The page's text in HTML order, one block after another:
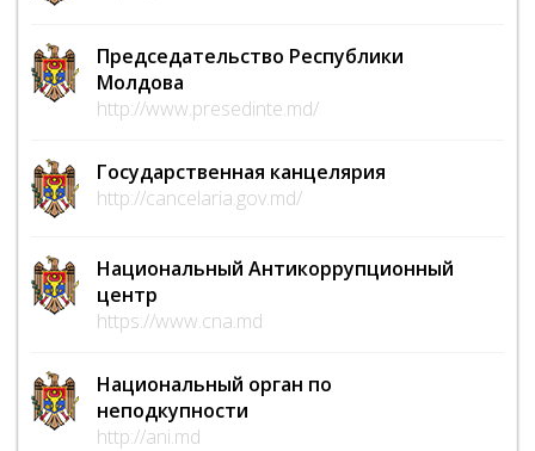
Председательство Республики
Молдова
http://www.presedinte.md/
Государственная канцелярия
http://cancelaria.gov.md/
Национальный Антикоррупционный
центр
https://www.cna.md
Национальный орган по
неподкупности
http://ani.md